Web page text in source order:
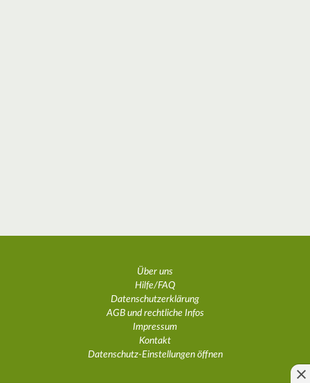
Über uns
Hilfe/FAQ
Datenschutzerklärung
AGB und rechtliche Infos
Impressum
Kontakt
Datenschutz-Einstellungen öffnen